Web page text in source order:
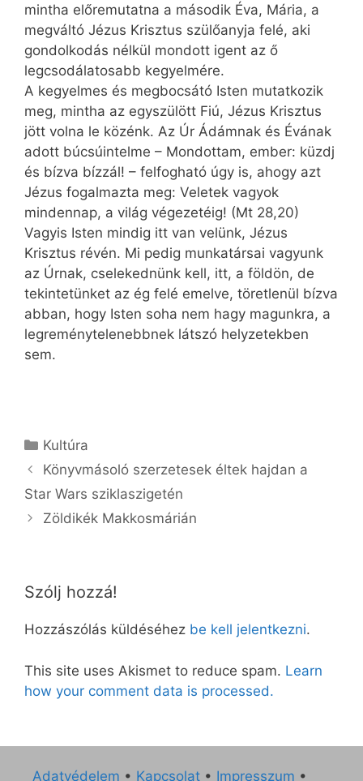
mintha előremutatna a második Éva, Mária, a
megváltó Jézus Krisztus szülőanyja felé, aki
gondolkodás nélkül mondott igent az ő
legcsodálatosabb kegyelmére.
A kegyelmes és megbocsátó Isten mutatkozik
meg, mintha az egyszülött Fiú, Jézus Krisztus
jött volna le közénk. Az Úr Ádámnak és Évának
adott búcsúintelme – Mondottam, ember: küzdj
és bízva bízzál! – felfogható úgy is, ahogy azt
Jézus fogalmazta meg: Veletek vagyok
mindennap, a világ végezetéig! (Mt 28,20)
Vagyis Isten mindig itt van velünk, Jézus
Krisztus révén. Mi pedig munkatársai vagyunk
az Úrnak, cselekednünk kell, itt, a földön, de
tekintetünket az ég felé emelve, töretlenül bízva
abban, hogy Isten soha nem hagy magunkra, a
legreménytelenebbnek látszó helyzetekben
sem.
Kategória
Kultúra
Könyvmásoló szerzetesek éltek hajdan a
Star Wars sziklaszigetén
Zöldikék Makkosmárián
Szólj hozzá!
Hozzászólás küldéséhez be kell jelentkezni.
This site uses Akismet to reduce spam. Learn
how your comment data is processed.
Adatvédelem • Kapcsolat • Impresszum •